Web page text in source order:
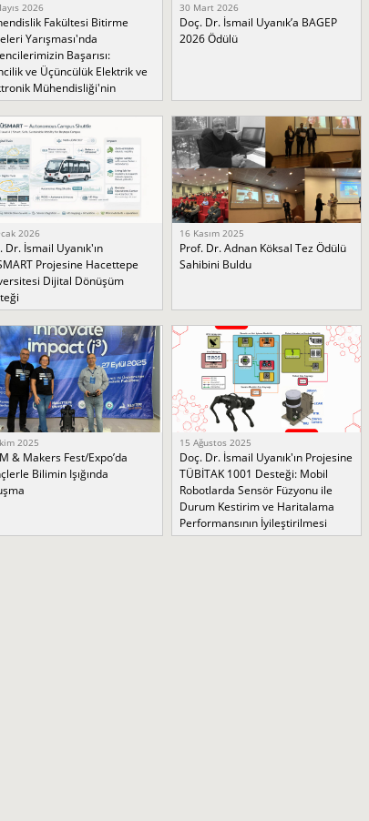
2026
Fakültesi Bitirme
Yarışması'nda
Başarısı:
ve Üçüncülük Elektrik ve
Mühendisliği'nin
30 Mart 2026
Doç. Dr. İsmail Uyanık’a BAGEP
2026 Ödülü
2026
Dr. İsmail Uyanık'ın
Projesine Hacettepe
Dijital Dönüşüm
16 Kasım 2025
Prof. Dr. Adnan Köksal Tez Ödülü
Sahibini Buldu
2025
& Makers Fest/Expo’da
Bilimin Işığında
15 Ağustos 2025
Doç. Dr. İsmail Uyanık'ın Projesine
TÜBİTAK 1001 Desteği: Mobil
Robotlarda Sensör Füzyonu ile
Durum Kestirim ve Haritalama
Performansının İyileştirilmesi